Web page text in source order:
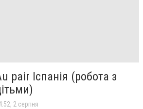
pair Іспанія (робота з
2 серпня